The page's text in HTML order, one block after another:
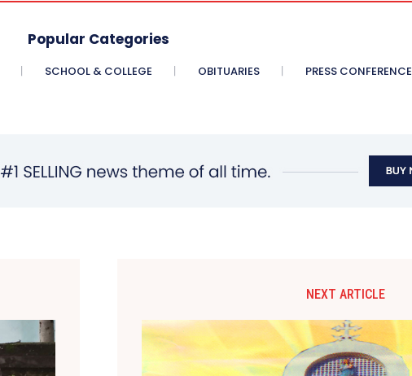
Popular Categories
SCHOOL & COLLEGE OBITUARIES PRESS CONFERENCE
NEXT ARTICLE